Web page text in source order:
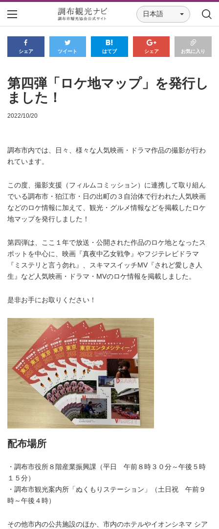
日本語
シェア ツイート はてブ シェア お気に入り
第四弾「ロケ地マップ」を発行し
ました！
2022/10/20
調布市内では、日々、様々な人気映画・ドラマ作品の撮影が行わ
れています。
この度、撮影支援（フィルムコミッション）に連携して取り組ん
でいる調布市・狛江市・日の出町の３自治体で行われた人気映画
などのロケ情報に加えて、観光・グルメ情報などを掲載したロケ
地マップを発行しました！
第四弾は、ここ１年で放送・公開された作品のロケ地となったス
ポットを中心に、映画『真夜中乙女戦争』やフジテレビドラマ
『ミステリと言う勿れ』、スキマスイッチMV『されど愛しき人
生』など人気映画・ドラマ・MVのロケ情報を掲載しました。
是非お手にお取りください！
配布場所
・調布市役所８階産業振興課（平日 午前８時３０分～午後５時
１５分）
・調布市観光案内所「ぬくもりステーション」（土日祝 午前９
時～午後４時）
その他市内の公共施設のほか、市内のホテルやイオンシネマ シア